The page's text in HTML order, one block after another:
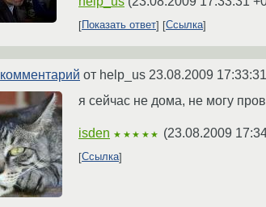
Показать ответ
Ссылка
комментарий от help_us 23.08.2009
я сейчас не дома, не могу
isden ★★★★★ (23.08.2009
Ссылка